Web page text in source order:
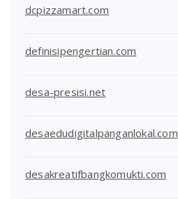
dcpizzamart.com
definisipengertian.com
desa-presisi.net
desaedudigitalpanganlokal.com
desakreatifbangkomukti.com